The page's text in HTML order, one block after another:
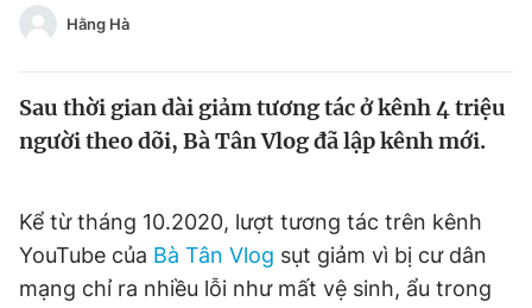
Video Magazine
Sản phẩm khác
Tiện ích Bạn cần biết
Đăng xuất
Hằng Hà
Sau thời gian dài giảm tương tác ở kênh 4 triệu
người theo dõi, Bà Tân Vlog đã lập kênh mới.
Kể từ tháng 10.2020, lượt tương tác trên kênh
YouTube của Bà Tân Vlog sụt giảm vì bị cư dân
mạng chỉ ra nhiều lỗi như mất vệ sinh, ẩu trong